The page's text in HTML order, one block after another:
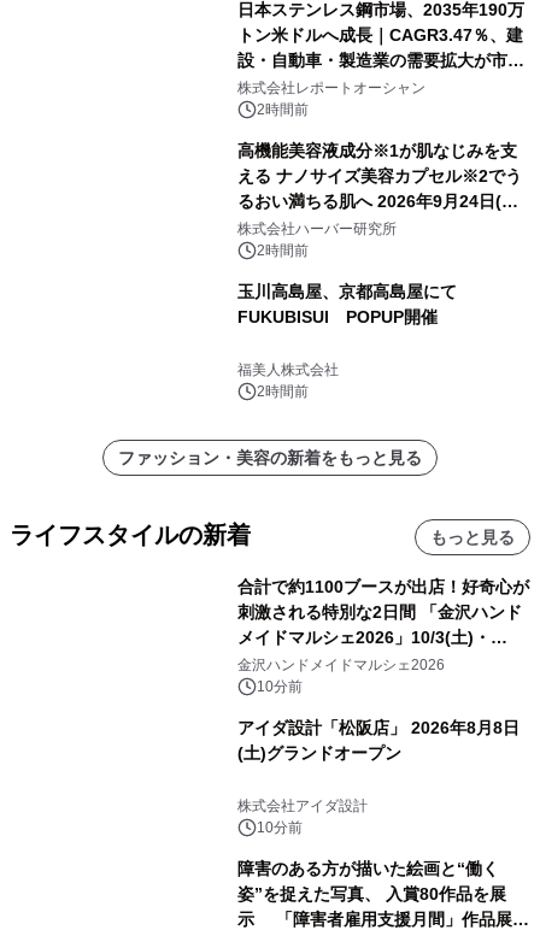
日本ステンレス鋼市場、2035年190万
トン米ドルへ成長｜CAGR3.47％、建
設・自動車・製造業の需要拡大が市場
を牽引
株式会社レポートオーシャン
2時間前
高機能美容液成分※1が肌なじみを支
える ナノサイズ美容カプセル※2でう
るおい満ちる肌へ 2026年9月24日(木)
よりリニューアル新発売 『ディープモ
イストセラム』
株式会社ハーバー研究所
2時間前
玉川高島屋、京都高島屋にて
FUKUBISUI POPUP開催
福美人株式会社
2時間前
ファッション・美容の新着をもっと見る
ライフスタイルの新着 もっと見る
合計で約1100ブースが出店！好奇心が
刺激される特別な2日間 「金沢ハンド
メイドマルシェ2026」10/3(土)・
10/4(日)開催
金沢ハンドメイドマルシェ2026
10分前
アイダ設計「松阪店」 2026年8月8日
(土)グランドオープン
株式会社アイダ設計
10分前
障害のある方が描いた絵画と“働く
姿”を捉えた写真、 入賞80作品を展
示 「障害者雇用支援月間」作品展示